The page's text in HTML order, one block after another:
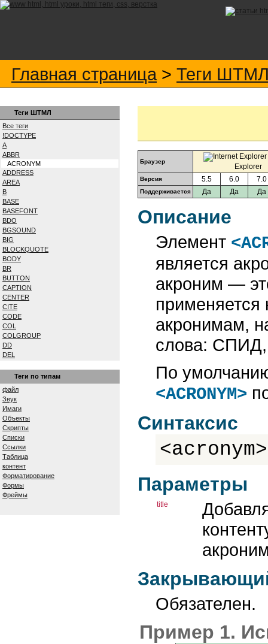
Главная страница > Теги
Теги ШТМЛ
Все теги
!DOCTYPE
A
ABBR
ACRONYM
ADDRESS
AREA
B
BASE
BASEFONT
BDO
BGSOUND
BIG
BLOCKQUOTE
BODY
BR
BUTTON
CAPTION
CENTER
CITE
CODE
COL
COLGROUP
DD
DEL
DL
DT
EM
EMBED
FIELDSET
FONT
FORM
FRAME
FRAMESET
H1...H6
HEAD
HR
ШТМЛ
Теги по типам
файл
Звук
Имаги
Объекты
Скрипты
Списки
Ссылки
Таблица
контент
Форматирование
Формы
Фреймы
Браузер
Explorer
Версия 5.5 6.0 7.0
Поддерживается Да Да Да
Описание
Элемент
является
акроним —
применяется
акронимам,
слова: СПИД,
По
<ACRONYM>
Синтаксис
Параметры
title
Обязателен.
Пример 1.